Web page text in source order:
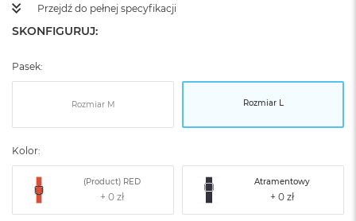
Przejdź do pełnej specyfikacji
SKONFIGURUJ:
Pasek:
Rozmiar M Rozmiar L
Kolor:
(Product) RED Atramentowy